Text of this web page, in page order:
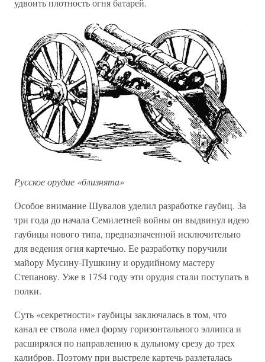
удвоить плотность огня батарей.
Русское орудие «близнята»
Особое внимание Шувалов уделил разработке гаубиц. За
три года до начала Семилетней войны он выдвинул идею
гаубицы нового типа, предназначенной исключительно
для ведения огня картечью. Ее разработку поручили
майору Мусину-Пушкину и орудийному мастеру
Степанову. Уже в 1754 году эти орудия стали поступать в
полки.
Суть «секретности» гаубицы заключалась в том, что
канал ее ствола имел форму горизонтального эллипса и
расширялся по направлению к дульному срезу до трех
калибров. Поэтому при выстреле картечь разлеталась